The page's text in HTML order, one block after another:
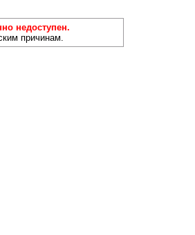
недоступен.
причинам.